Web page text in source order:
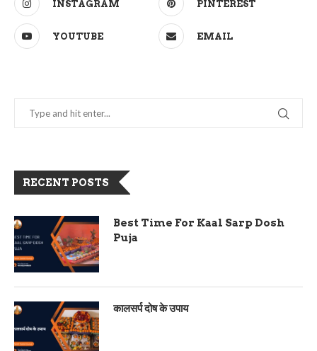
INSTAGRAM PINTEREST
YOUTUBE EMAIL
RECENT POSTS
Best Time For Kaal Sarp Dosh
Puja
कालसर्प दोष के उपाय